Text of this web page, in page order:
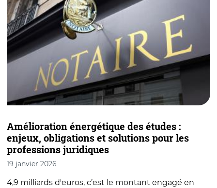
Amélioration énergétique des études :
enjeux, obligations et solutions pour les
professions juridiques
19 janvier 2026
4,9 milliards d'euros, c’est le montant engagé en